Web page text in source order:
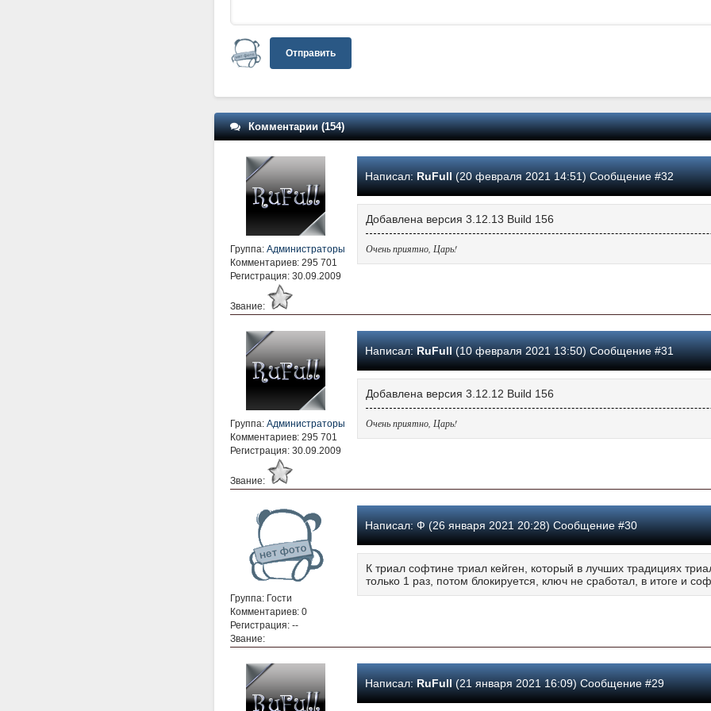
Отправить
Комментарии (154)
Группа: Администраторы
Комментариев: 295 701
Регистрация: 30.09.2009
Звание:
Написал: RuFull(20 февраля 2021 14:51) Сообщение #32
Добавлена версия 3.12.13 Build 156
Очень приятно, Царь!
Группа: Администраторы
Комментариев: 295 701
Регистрация: 30.09.2009
Звание:
Написал: RuFull(10 февраля 2021 13:50) Сообщение #31
Добавлена версия 3.12.12 Build 156
Очень приятно, Царь!
Группа: Гости
Комментариев: 0
Регистрация: --
Звание:
Написал:Ф (26 января 2021 20:28) Сообщение #30
К триал софтине триал кейген, который в лучших традициях
только 1 раз, потом блокируется, ключ не сработал, в итоге и
Написал: RuFull(21 января 2021 16:09) Сообщение #29